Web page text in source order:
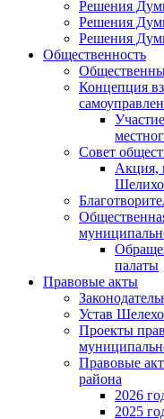
Решения
Решения
Решения
Общественность
Концепция
Совет
Акция,
палаты
Правовые акты
Устав
Проекты
Правовые
района
2026
2025